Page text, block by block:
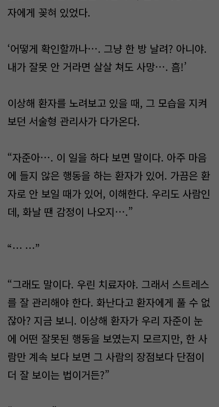
자에게 꽂혀 있었다.
‘어떻게 확인할까나…. 그냥 한 방 날려? 아니야.
내가 잘못 안 거라면 살살 쳐도 사망…. 흠!’
이상해 환자를 노려보고 있을 때, 그 모습을 지켜
보던 서술형 관리사가 다가온다.
“자준아…. 이 일을 하다 보면 말이다. 아주 마음
에 들지 않은 행동을 하는 환자가 있어. 가끔은 환
자로 안 보일 때가 있어, 이해한다. 우리도 사람인
데, 화날 땐 감정이 나오지….”
“… …”
“그래도 말이다. 우린 치료자야. 그래서 스트레스
를 잘 관리해야 한다. 화난다고 환자에게 풀 수 없
잖아? 지금 보니. 이상해 환자가 우리 자준이 눈
에 어떤 잘못된 행동을 보였는지 모르지만, 한 사
람만 계속 보다 보면 그 사람의 장점보다 단점이
더 잘 보이는 법이거든?”